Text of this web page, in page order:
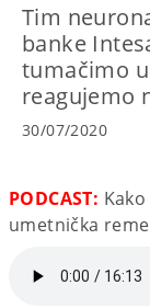
Tim
banke
tumačimo
reagujemo
30/07/2020
PODCAST:
umetnička